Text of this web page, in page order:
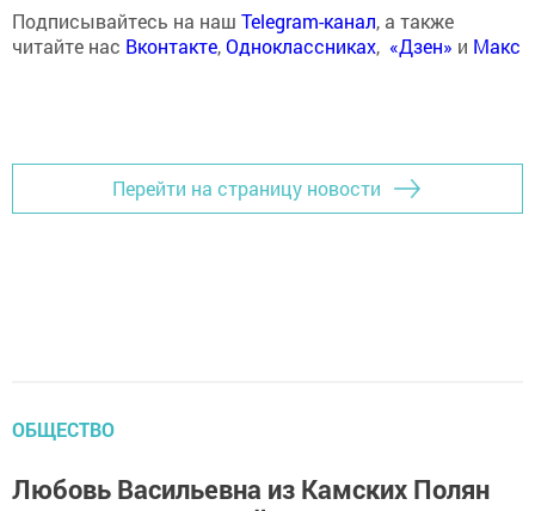
Подписывайтесь на наш Telegram-канал, а также
читайте нас Вконтакте,Одноклассниках, «Дзен» и Макс
Перейти на страницу новости
ОБЩЕСТВО
Любовь Васильевна из Камских Полян